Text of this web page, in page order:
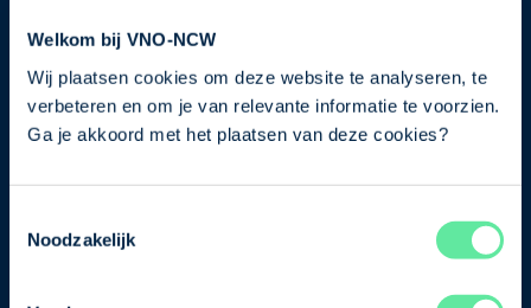
Welkom bij VNO-NCW
Wij plaatsen cookies om deze website te analyseren, te
verbeteren en om je van relevante informatie te voorzien.
Ga je akkoord met het plaatsen van deze cookies?
Noodzakelijk
je nu in voor de VNO-NCW nieuwsbrief.
Schrijf je in
Direct naar
Ons verhaal